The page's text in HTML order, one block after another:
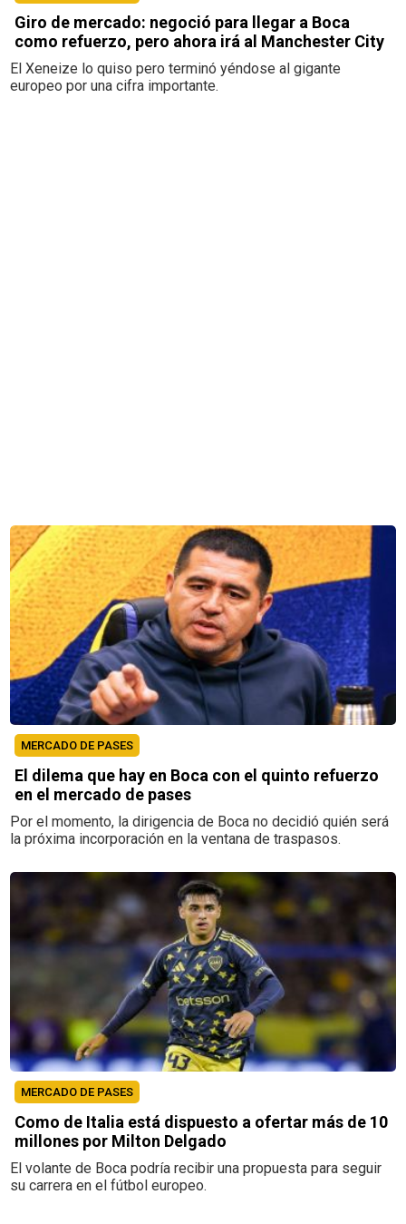
Giro de mercado: negoció para llegar a Boca
como refuerzo, pero ahora irá al Manchester City
El Xeneize lo quiso pero terminó yéndose al gigante
europeo por una cifra importante.
MERCADO DE PASES
El dilema que hay en Boca con el quinto refuerzo
en el mercado de pases
Por el momento, la dirigencia de Boca no decidió quién será
la próxima incorporación en la ventana de traspasos.
MERCADO DE PASES
Como de Italia está dispuesto a ofertar más de 10
millones por Milton Delgado
El volante de Boca podría recibir una propuesta para seguir
su carrera en el fútbol europeo.